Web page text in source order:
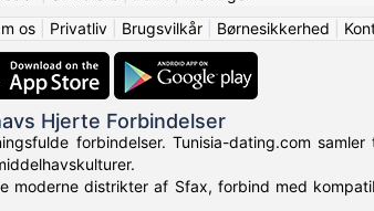
os Privatliv Brugsvilkår Børnesikkerhed
Hjerte Forbindelser
forbindelser. Tunisia-dating.com
moderne distrikter af Sfax, forbind med